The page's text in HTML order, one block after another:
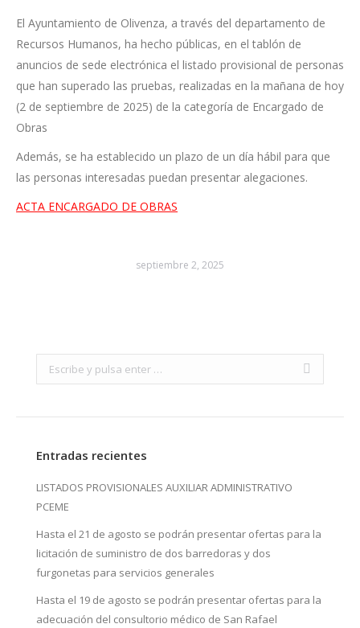
El Ayuntamiento de Olivenza, a través del departamento de
Recursos Humanos, ha hecho públicas, en el tablón de
anuncios de sede electrónica el listado provisional de personas
que han superado las pruebas, realizadas en la mañana de hoy
(2 de septiembre de 2025) de la categoría de Encargado de
Obras
Además, se ha establecido un plazo de un día hábil para que
las personas interesadas puedan presentar alegaciones.
ACTA ENCARGADO DE OBRAS
septiembre 2, 2025
Search:
Entradas recientes
LISTADOS PROVISIONALES AUXILIAR ADMINISTRATIVO
PCEME
Hasta el 21 de agosto se podrán presentar ofertas para la
licitación de suministro de dos barredoras y dos
furgonetas para servicios generales
Hasta el 19 de agosto se podrán presentar ofertas para la
adecuación del consultorio médico de San Rafael